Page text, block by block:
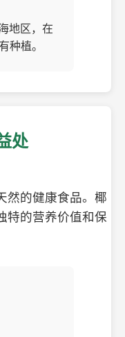
地区，在
种植。
处
然的健康食品。椰
特的营养价值和保